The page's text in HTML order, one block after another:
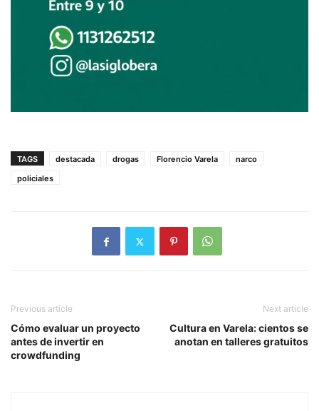
TAGS destacada drogas Florencio Varela
narco
policiales
Previous article
Cómo evaluar un proyecto
antes de invertir en
crowdfunding
Next article
Cultura en Varela: cientos se
anotan en talleres gratuitos